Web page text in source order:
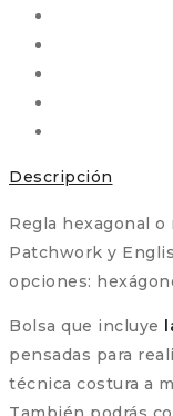
cantidad
Descripción
Regla hexagonal
Patchwork y
opciones:
Bolsa que incluye
pensadas para
técnica costura a